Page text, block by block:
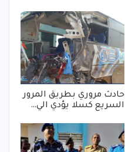
حادث مروري بطريق المرور
السريع كسلا يؤدي الي…